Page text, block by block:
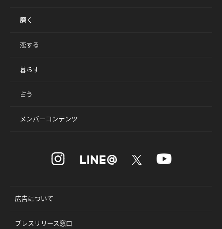
磨く
恋する
暮らす
占う
メンバーコンテンツ
広告について
プレスリリース窓口